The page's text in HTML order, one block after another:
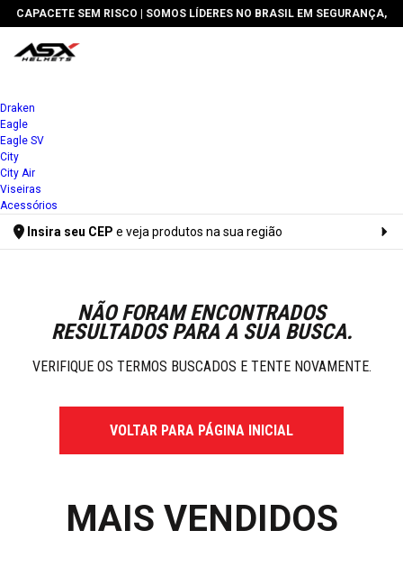
CAPACETE SEM RISCO | SOMOS LÍDERES NO BRASIL EM SEGURANÇA,
Draken
Eagle
Eagle SV
City
City Air
Viseiras
Acessórios
Insira seu CEP e veja produtos na sua região
NÃO FORAM ENCONTRADOS
RESULTADOS PARA A SUA BUSCA.
VERIFIQUE OS TERMOS BUSCADOS E TENTE NOVAMENTE.
VOLTAR PARA PÁGINA INICIAL
MAIS VENDIDOS